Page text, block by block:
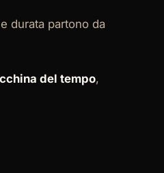
durata partono da
del tempo,